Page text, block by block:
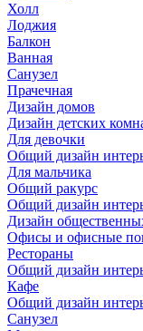
Холл
Лоджия
Балкон
Ванная
Санузел
Прачечная
Дизайн домов
Дизайн детских
Для девочки
Общий дизайн
Для мальчика
Общий ракурс
Общий дизайн
Дизайн
Офисы и офисные
Рестораны
Общий дизайн
Кафе
Общий дизайн
Санузел